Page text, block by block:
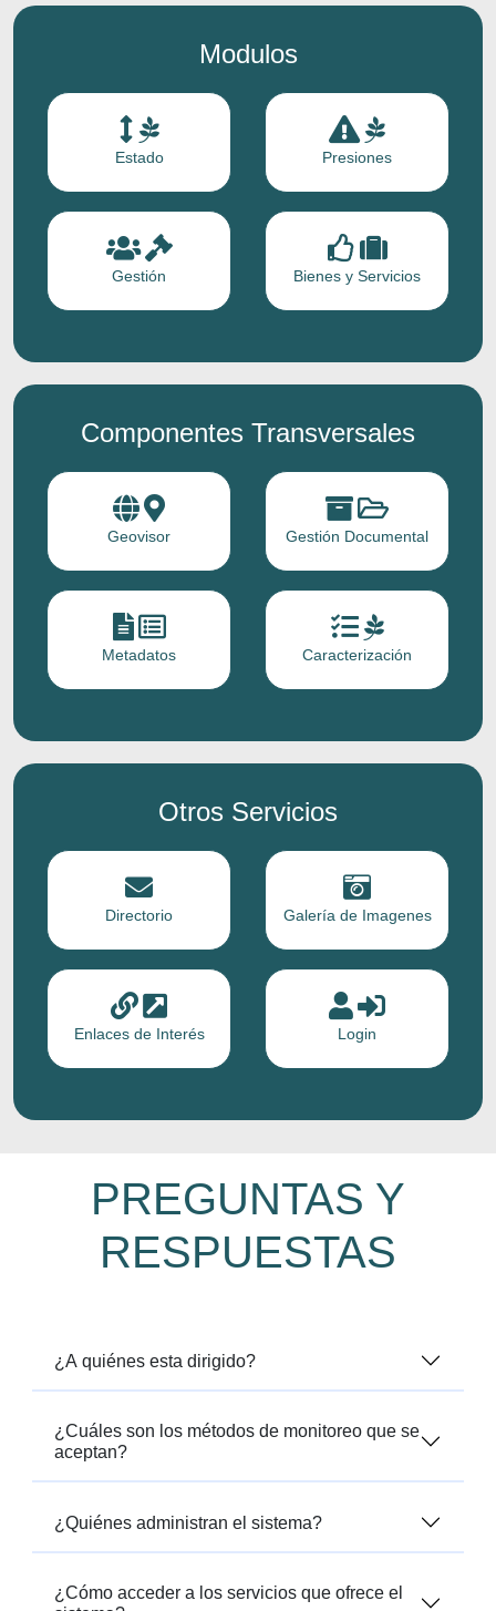
Modulos
Estado Presiones
Gestión Bienes y Servicios
Componentes Transversales
Geovisor Gestión Documental
Metadatos Caracterización
Otros Servicios
Directorio Galería de Imagenes
Enlaces de Interés Login
PREGUNTAS Y
RESPUESTAS
¿A quiénes esta dirigido?
¿Cuáles son los métodos de monitoreo que se
aceptan?
¿Quiénes administran el sistema?
¿Cómo acceder a los servicios que ofrece el